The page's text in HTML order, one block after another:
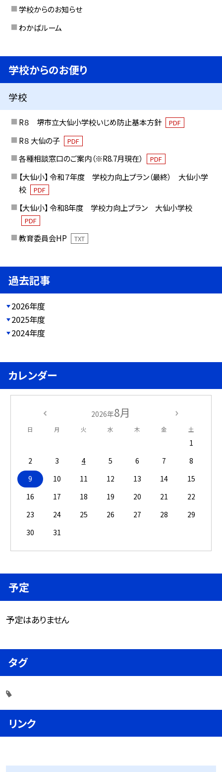
学校からのお知らせ
わかばルーム
学校からのお便り
学校
R８ 堺市立大仙小学校いじめ防止基本方針 PDF
R８ 大仙の子 PDF
各種相談窓口のご案内（※R8.7月現在） PDF
【大仙小】 令和７年度 学校力向上プラン（最終） 大仙小学
校
PDF
【大仙小】 令和8年度 学校力向上プラン 大仙小学校
PDF
教育委員会HP TXT
過去記事
2026年度
2025年度
2024年度
カレンダー
2026年8月
日 月 火 水 木 金 土
1
2
3 4 5 6 7
8
9
10 11 12 13 14
15
16
17 18 19 20 21
22
23
24 25 26 27 28
29
30
31
予定
予定はありません
タグ
リンク